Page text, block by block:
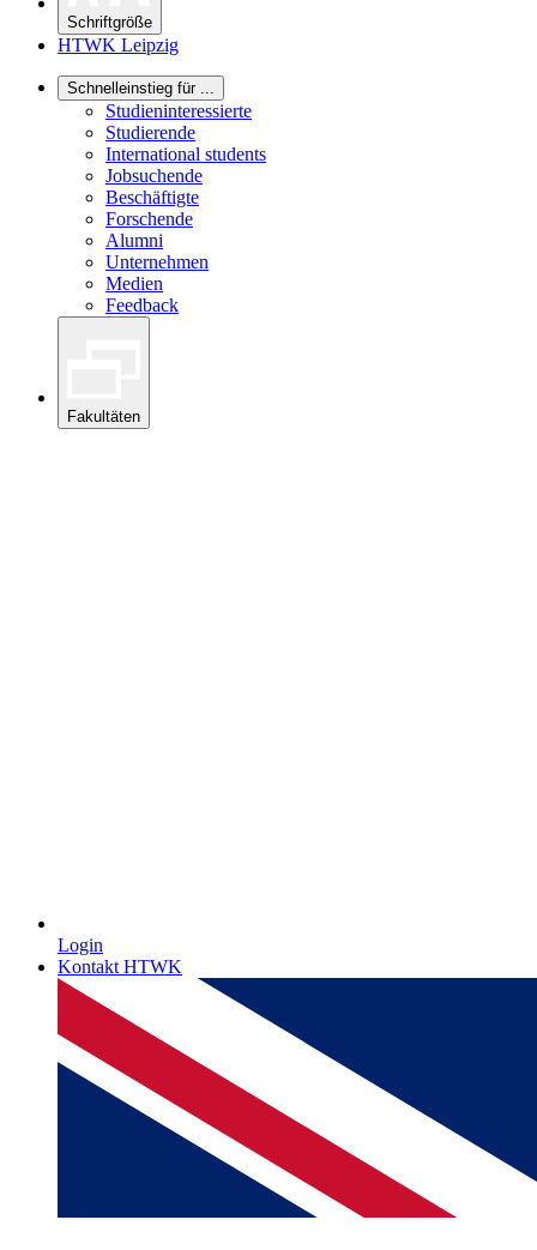
Schriftgröße
HTWK Leipzig
Schnelleinstieg für ...
Studieninteressierte
Studierende
International students
Jobsuchende
Beschäftigte
Forschende
Alumni
Unternehmen
Medien
Feedback
Fakultäten
Login
Kontakt HTWK